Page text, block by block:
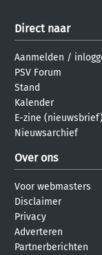
Direct naar
Aanmelden /
PSV Forum
Stand
Kalender
E-zine (nieuwsbrief)
Nieuwsarchief
Over ons
Voor webmasters
Disclaimer
Privacy
Adverteren
Partnerberichten